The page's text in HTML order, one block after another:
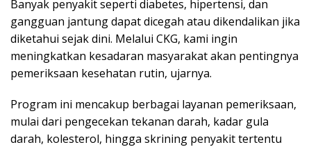
Banyak penyakit seperti diabetes, hipertensi, dan
gangguan jantung dapat dicegah atau dikendalikan jika
diketahui sejak dini. Melalui CKG, kami ingin
meningkatkan kesadaran masyarakat akan pentingnya
pemeriksaan kesehatan rutin, ujarnya.
Program ini mencakup berbagai layanan pemeriksaan,
mulai dari pengecekan tekanan darah, kadar gula
darah, kolesterol, hingga skrining penyakit tertentu